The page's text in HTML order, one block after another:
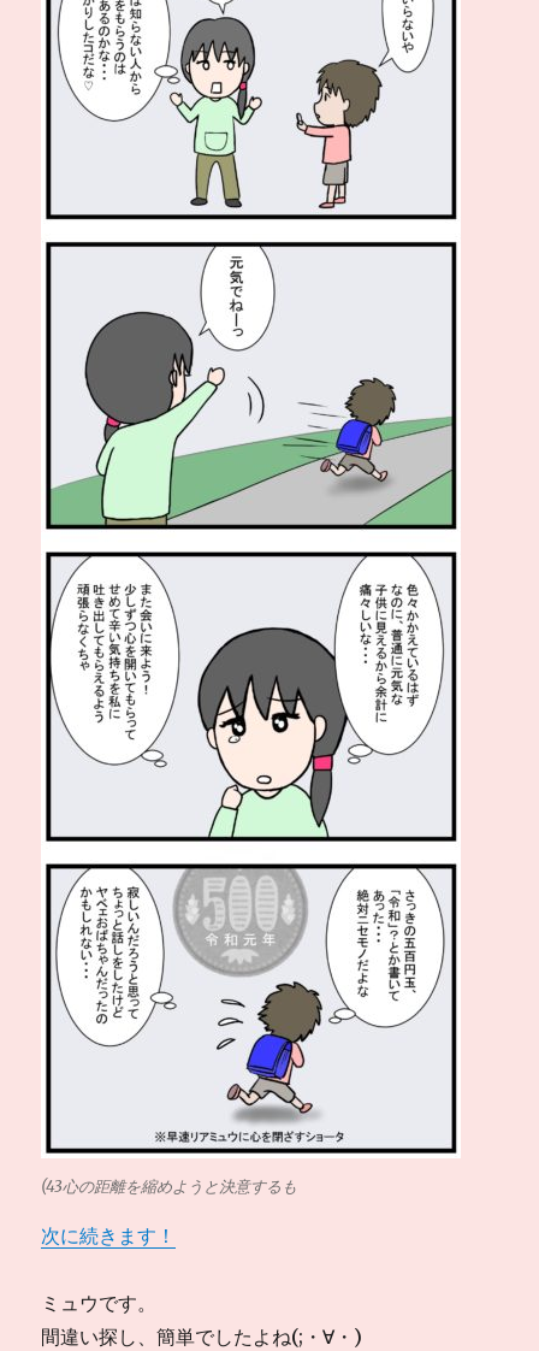
(43心の距離を縮めようと決意するも
次に続きます！
ミュウです。
間違い探し、簡単でしたよね(;・∀・)